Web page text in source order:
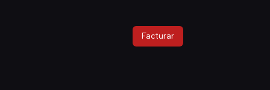
Facturar